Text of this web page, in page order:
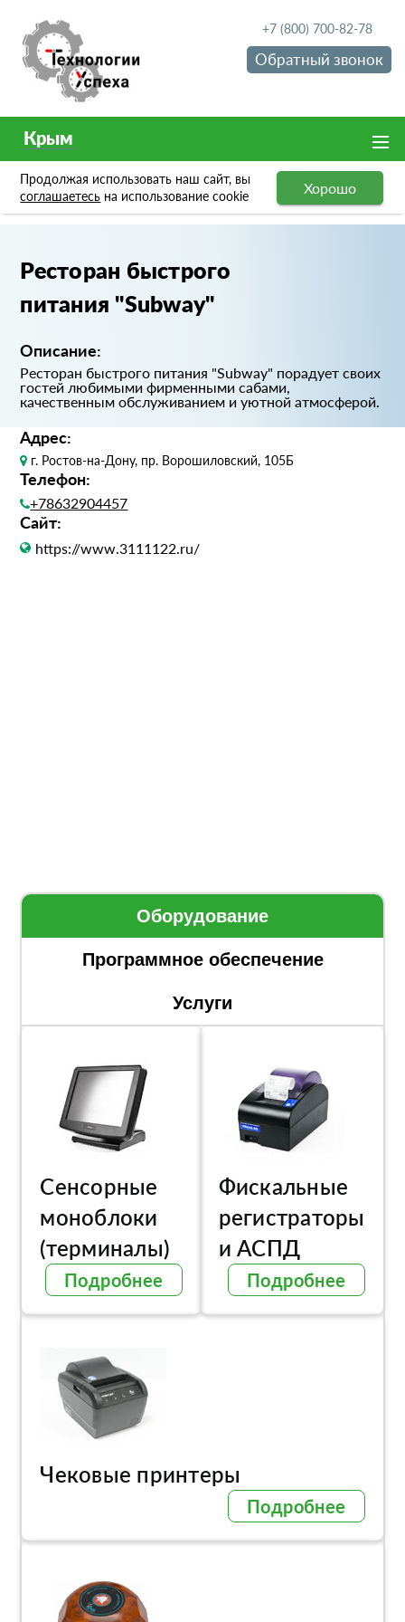
+7 (800) 700-82-78
Обратный звонок
Крым
Продолжая использовать наш сайт, вы
соглашаетесь на использование cookie Хорошо
Портфолио Ресторан быстрого питания "Subway"
Ресторан быстрого
питания "Subway"
Описание:
Ресторан быстрого питания "Subway" порадует своих
гостей любимыми фирменными сабами,
качественным обслуживанием и уютной атмосферой.
Адрес:
г. Ростов-на-Дону, пр. Ворошиловский, 105Б
Телефон:
+78632904457
Сайт:
https://www.3111122.ru/
Оборудование
Программное обеспечение
Услуги
Сенсорные
моноблоки
(терминалы)
Подробнее
Фискальные
регистраторы
и АСПД
Подробнее
Чековые принтеры
Подробнее